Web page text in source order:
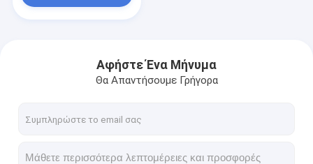
Γύρος εργοστασίων
Αφήστε Ένα Μήνυμα
Θα Απαντήσουμε Γρήγορα